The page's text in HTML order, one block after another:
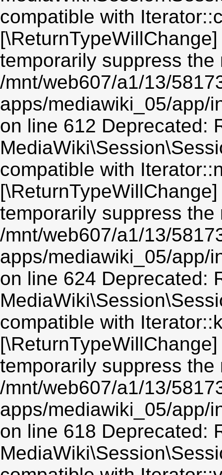
compatible with
temporarily suppress the
/mnt/web607/a1/13/
apps/mediawiki_05/app/
on line 612 Deprecated:
compatible with
temporarily suppress the
/mnt/web607/a1/13/
apps/mediawiki_05/app/
on line 624 Deprecated:
compatible with
temporarily suppress the
/mnt/web607/a1/13/
apps/mediawiki_05/app/
on line 618 Deprecated: